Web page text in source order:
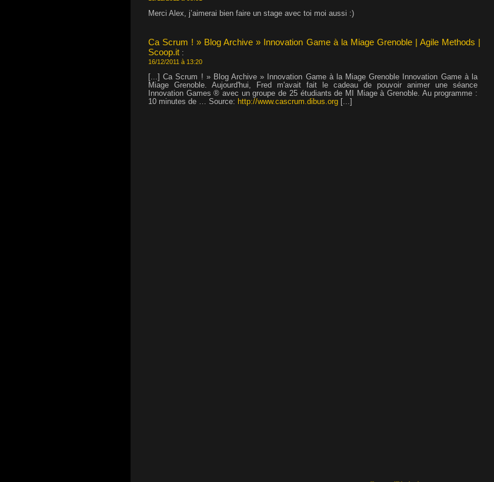
Merci Alex, j’aimerai bien faire un stage avec toi moi aussi :)
Ca Scrum ! » Blog Archive » Innovation Game à la Miage Grenoble | Agile Methods |
Scoop.it :
16/12/2011 à 13:20
[...] Ca Scrum ! » Blog Archive » Innovation Game à la Miage Grenoble Innovation Game à la
Miage Grenoble. Aujourd'hui, Fred m'avait fait le cadeau de pouvoir animer une séance
Innovation Games ® avec un groupe de 25 étudiants de MI Miage à Grenoble. Au programme :
10 minutes de … Source: http://www.cascrum.dibus.org [...]